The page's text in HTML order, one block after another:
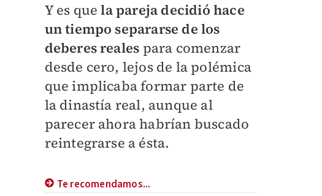
Y es que la pareja decidió hace
un tiempo separarse de los
deberes reales para comenzar
desde cero, lejos de la polémica
que implicaba formar parte de
la dinastía real, aunque al
parecer ahora habrían buscado
reintegrarse a ésta.
Te recomendamos...